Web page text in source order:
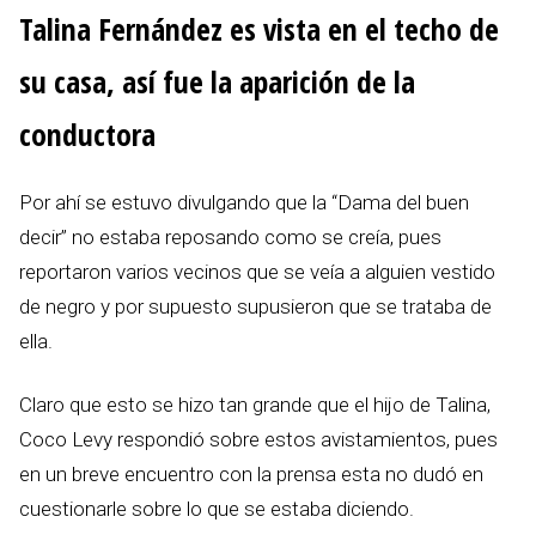
Talina Fernández es vista en el techo de
su casa, así fue la aparición de la
conductora
Por ahí se estuvo divulgando que la “Dama del buen
decir” no estaba reposando como se creía, pues
reportaron varios vecinos que se veía a alguien vestido
de negro y por supuesto supusieron que se trataba de
ella.
Claro que esto se hizo tan grande que el hijo de Talina,
Coco Levy respondió sobre estos avistamientos, pues
en un breve encuentro con la prensa esta no dudó en
cuestionarle sobre lo que se estaba diciendo.